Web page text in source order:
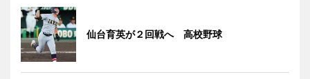
仙台育英が２回戦へ 高校野球